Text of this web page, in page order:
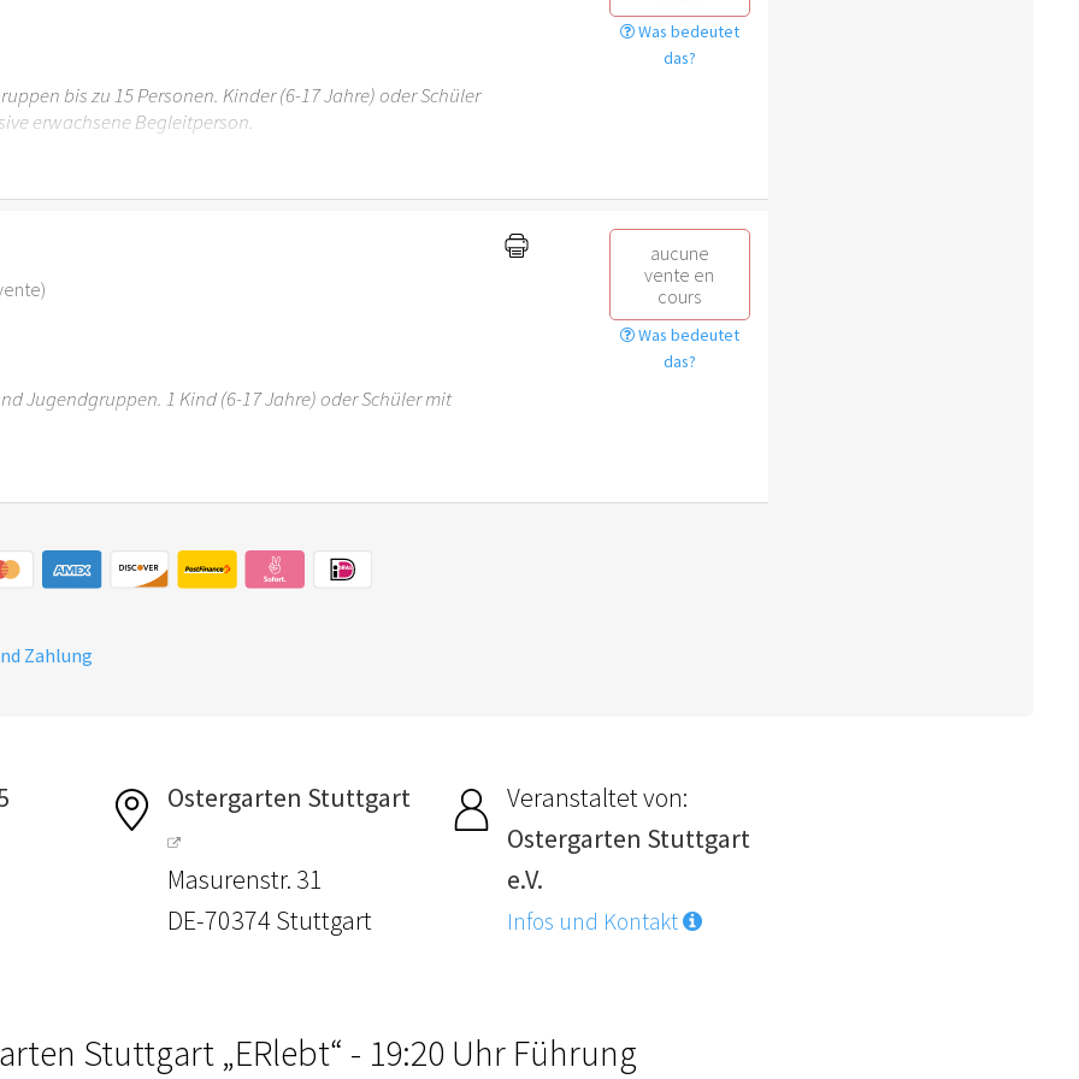
Was bedeutet
das?
bis zu 15 Personen. Kinder (6-17 Jahre) oder Schüler
erwachsene Begleitperson.
6 Jahren ist der Ostergarten Stuttgart nicht
aucune
vente en
cours
Was bedeutet
das?
Jugendgruppen. 1 Kind (6-17 Jahre) oder Schüler mit
6 Jahren ist der Ostergarten Stuttgart nicht
Zahlung
Ostergarten Stuttgart
Masurenstr. 31
DE-70374 Stuttgart
Veranstaltet von:
Ostergarten Stuttgart
e.V.
Infos und Kontakt
Stuttgart „ERlebt“ - 19:20 Uhr Führung